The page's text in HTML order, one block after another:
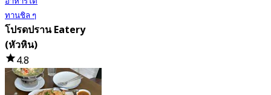
ทานชิล ๆ
โปรดปราน Eatery
(หัวหิน)
4.8
82 การจอง
จาก฿ 422